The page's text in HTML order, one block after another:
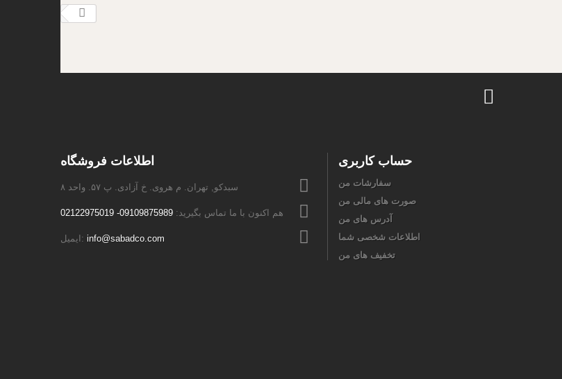
حساب کاربری
سفارشات من
صورت های مالی من
آدرس های من
اطلاعات شخصی شما
تخفیف های من
اطلاعات فروشگاه
سبدکو, تهران. م هروی. خ آزادی. پ ۵۷. واحد ۸
هم اکنون با ما تماس بگیرید: 09109875989- 02122975019
ایمیل:info@sabadco.com